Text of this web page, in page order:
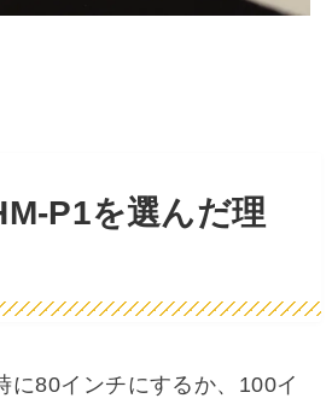
P1を選んだ理
に80インチにするか、100イ